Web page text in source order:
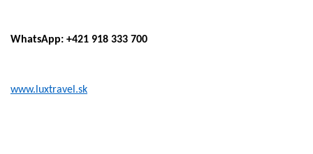
WhatsApp: +421 918 333 700
www.luxtravel.sk